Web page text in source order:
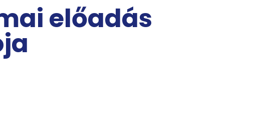
előadás